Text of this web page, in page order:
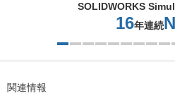
SOLIDWORKS
16年連続
関連情報